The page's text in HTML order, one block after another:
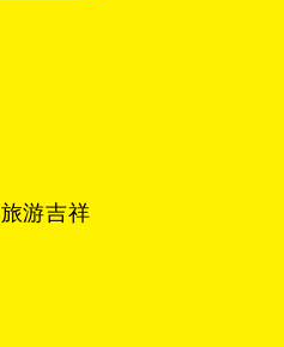
游吉祥